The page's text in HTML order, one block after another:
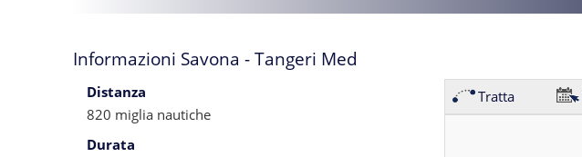
Informazioni Savona - Tangeri Med
Distanza
820 miglia nautiche
Durata
Tratta